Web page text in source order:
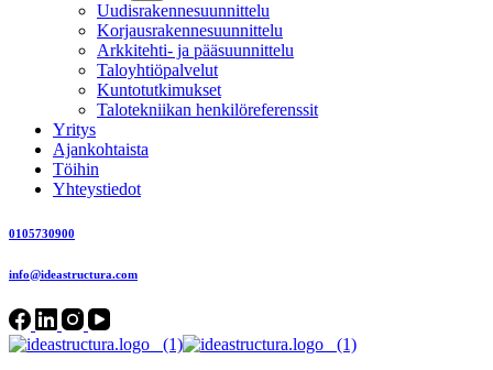
Uudisrakennesuunnittelu
Korjausrakennesuunnittelu
Arkkitehti- ja pääsuunnittelu
Taloyhtiöpalvelut
Kuntotutkimukset
Talotekniikan henkilöreferenssit
Yritys
Ajankohtaista
Töihin
Yhteystiedot
0105730900
info@ideastructura.com